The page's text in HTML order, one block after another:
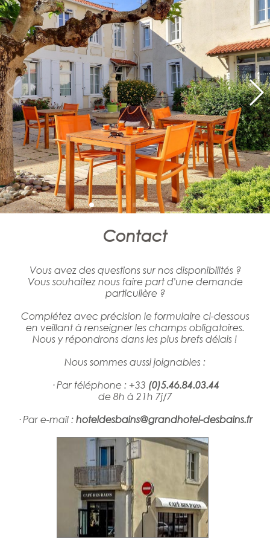
Contact
Vous avez des questions sur nos disponibilités ?
Vous souhaitez nous faire part d'une demande
particulière ?
Complétez avec précision le formulaire ci-dessous
en veillant à renseigner les champs obligatoires.
Nous y répondrons dans les plus brefs délais !
Nous sommes aussi joignables :
· Par téléphone : +33 (0)5.46.84.03.44
de 8h à 21h 7j/7
· Par e-mail : hoteldesbains@grandhotel-desbains.fr